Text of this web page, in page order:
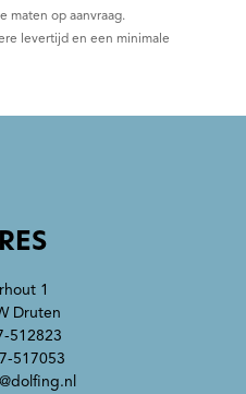
maten op aanvraag.
levertijd en een minimale
1
Druten
512823
517053